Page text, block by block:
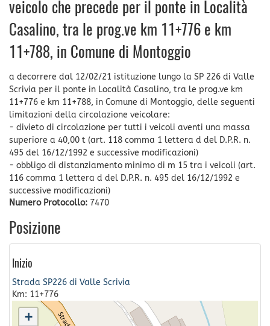
veicolo che precede per il ponte in Località
Casalino, tra le prog.ve km 11+776 e km
11+788, in Comune di Montoggio
a decorrere dal 12/02/21 istituzione lungo la SP 226 di Valle
Scrivia per il ponte in Località Casalino, tra le prog.ve km
11+776 e km 11+788, in Comune di Montoggio, delle seguenti
limitazioni della circolazione veicolare:
- divieto di circolazione per tutti i veicoli aventi una massa
superiore a 40,00 t (art. 118 comma 1 lettera d del D.P.R. n.
495 del 16/12/1992 e successive modificazioni)
- obbligo di distanziamento minimo di m 15 tra i veicoli (art.
116 comma 1 lettera d del D.P.R. n. 495 del 16/12/1992 e
successive modificazioni)
Numero Protocollo: 7470
Posizione
Inizio
Strada SP226 di Valle Scrivia
Km: 11+776
+